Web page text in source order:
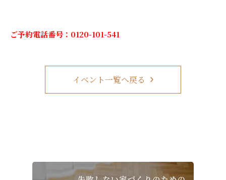
ご予約電話番号：0120-101-541
イベント一覧へ戻る